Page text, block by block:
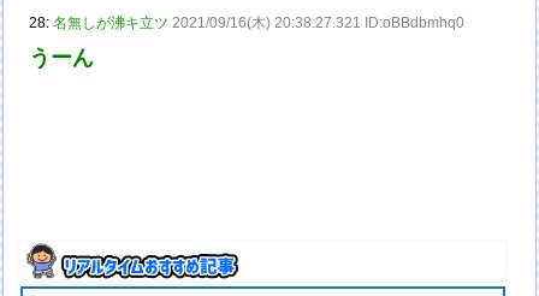
28:名無しが沸キ立ツ 2021/09/16(木) 20:38:27.321 ID:oBBdbmhq0
うーん